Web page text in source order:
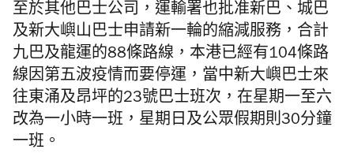
至於其他巴士公司，運輸署也批准新巴、城巴
及新大嶼山巴士申請新一輪的縮減服務，合計
九巴及龍運的88條路線，本港已經有104條路
線因第五波疫情而要停運，當中新大嶼巴士來
往東涌及昂坪的23號巴士班次，在星期一至六
改為一小時一班，星期日及公眾假期則30分鐘
一班。